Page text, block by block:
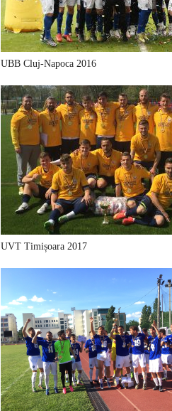
UBB Cluj-Napoca 2016
UVT Timișoara 2017